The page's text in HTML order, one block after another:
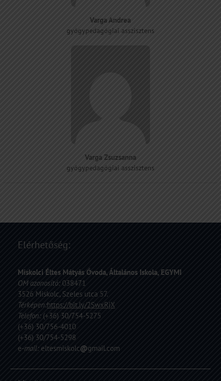
Varga Andrea
gyógypedagógiai asszisztens
Varga Zsuzsanna
gyógypedagógiai asszisztens
Elérhetőség:
Miskolci Éltes Mátyás Óvoda, Általános Iskola, EGYMI
OM azonosító: 038471
3526 Miskolc, Szeles utca 57.
Térképen:https://bit.ly/2SwxRjX
Telefon: (+36) 30/754-5275
(+36) 30/756-4010
(+36) 30/754-5298
e-mail: eltesmiskolc@gmail.com